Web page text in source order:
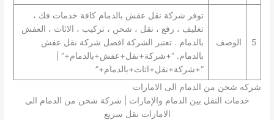
5 الوصف
توفر شركة نقل عفش بالدمام كافة خدمات فك ،
تغليف ، رفع ، نقل ، شحن ، تركيب ، الاثاث ، العفش
بالدمام . تعتبر الشركة افضل شركة نقل عفش
بالدمام. “+شركة+نقل+عفش+بالدمام+” |
“+شركة+نقل+اثاث+بالدمام+”
شركه شحن من الدمام الى الامارات
خدمات النقل بين الدمام والإمارات | شركة شحن من الدمام الى
الامارات نقل سريع